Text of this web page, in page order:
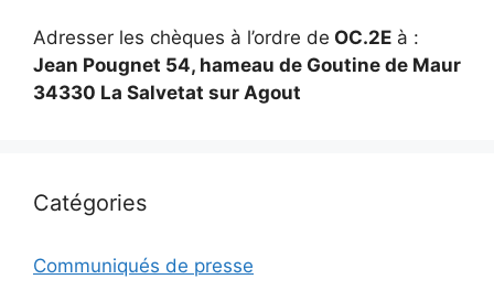
Adresser les chèques à l’ordre de OC.2E à :
Jean Pougnet 54, hameau de Goutine de Maur
34330 La Salvetat sur Agout
Catégories
Communiqués de presse